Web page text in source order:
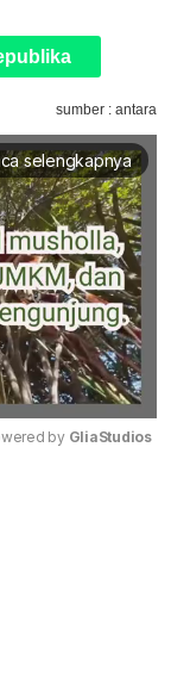
sumber : antara
selengkapnya
by GliaStudios